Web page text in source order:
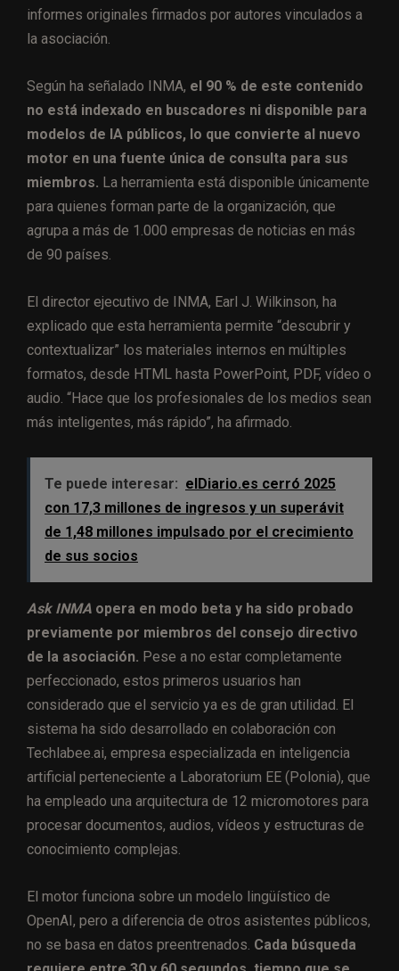
informes originales firmados por autores vinculados a
la asociación.
Según ha señalado INMA, el 90 % de este contenido
no está indexado en buscadores ni disponible para
modelos de IA públicos, lo que convierte al nuevo
motor en una fuente única de consulta para sus
miembros. La herramienta está disponible únicamente
para quienes forman parte de la organización, que
agrupa a más de 1.000 empresas de noticias en más
de 90 países.
El director ejecutivo de INMA, Earl J. Wilkinson, ha
explicado que esta herramienta permite “descubrir y
contextualizar” los materiales internos en múltiples
formatos, desde HTML hasta PowerPoint, PDF, vídeo o
audio. “Hace que los profesionales de los medios sean
más inteligentes, más rápido”, ha afirmado.
Te puede interesar: elDiario.es cerró 2025
con 17,3 millones de ingresos y un superávit
de 1,48 millones impulsado por el crecimiento
de sus socios
Ask INMA opera en modo beta y ha sido probado
previamente por miembros del consejo directivo
de la asociación. Pese a no estar completamente
perfeccionado, estos primeros usuarios han
considerado que el servicio ya es de gran utilidad. El
sistema ha sido desarrollado en colaboración con
Techlabee.ai, empresa especializada en inteligencia
artificial perteneciente a Laboratorium EE (Polonia), que
ha empleado una arquitectura de 12 micromotores para
procesar documentos, audios, vídeos y estructuras de
conocimiento complejas.
El motor funciona sobre un modelo lingüístico de
OpenAI, pero a diferencia de otros asistentes públicos,
no se basa en datos preentrenados. Cada búsqueda